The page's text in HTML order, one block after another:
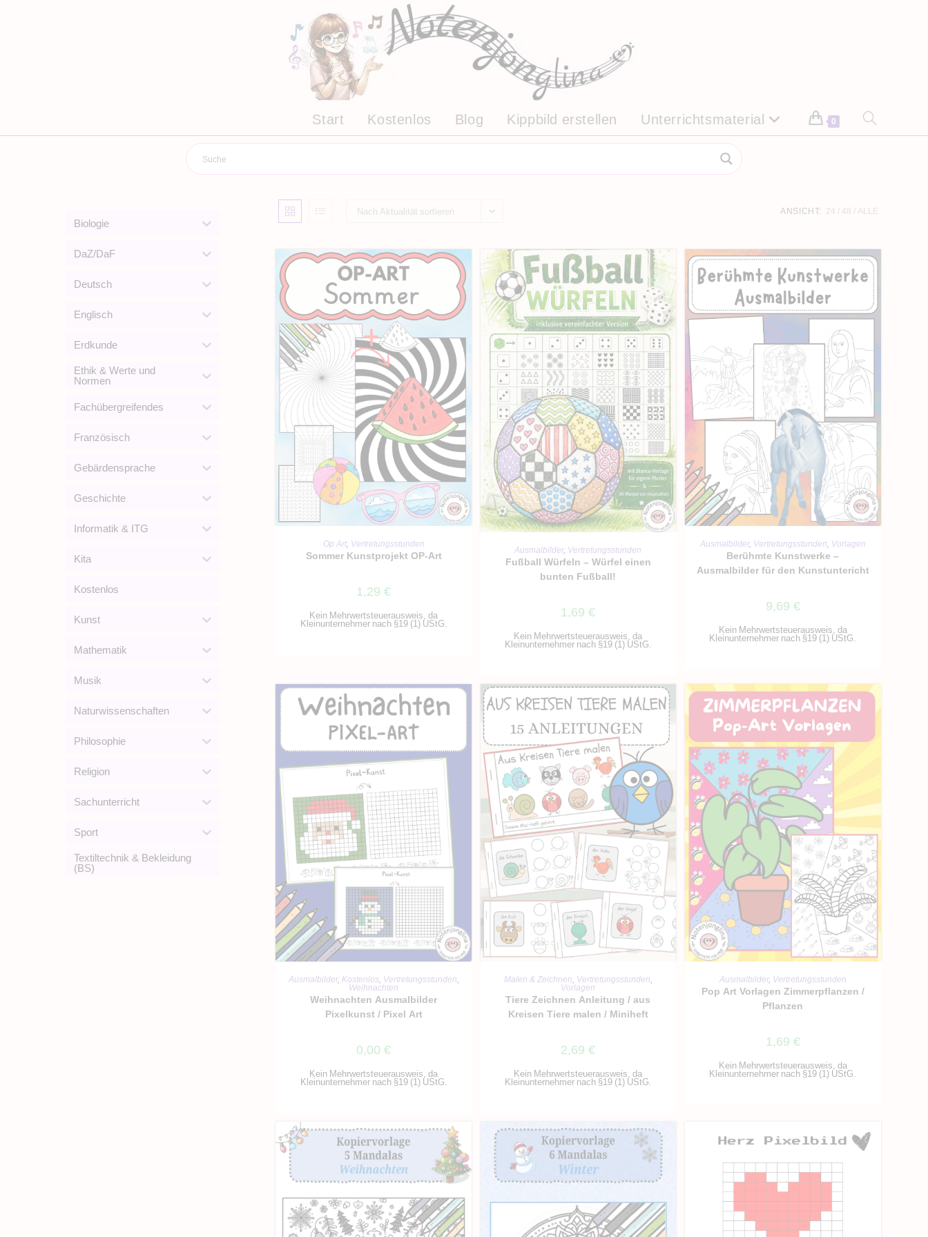
Start Kostenlos Blog Kippbild erstellen Unterrichtsmaterial 0 Website-
Biologie
DaZ/DaF
Deutsch
Englisch
Erdkunde
Ethik & Werte und
Normen
Fachübergreifendes
Französisch
Gebärdensprache
Geschichte
Informatik & ITG
Kita
Kostenlos
Kunst
Mathematik
Musik
Naturwissenschaften
Philosophie
Religion
Sachunterricht
Sport
Textiltechnik & Bekleidung
(BS)
Nach Aktualität sortieren ANSICHT: 24 48 ALLE
IN DEN WARENKORB
Op Art, Vertretungsstunden
Sommer Kunstprojekt OP-Art
1,29€
Kein Mehrwertsteuerausweis, da
Kleinunternehmer nach §19 (1) UStG.
IN DEN WARENKORB
Ausmalbilder, Vertretungsstunden
Fußball Würfeln – Würfel einen
bunten Fußball!
1,69€
Kein Mehrwertsteuerausweis, da
Kleinunternehmer nach §19 (1) UStG.
IN DEN WARENKORB
Ausmalbilder, Vertretungsstunden, Vorlagen
Berühmte Kunstwerke –
Ausmalbilder für den Kunstuntericht
9,69 €
Kein Mehrwertsteuerausweis, da
Kleinunternehmer nach §19 (1) UStG.
IN DEN WARENKORB
Ausmalbilder, Kostenlos, Vertretungsstunden,
Weihnachten
Weihnachten Ausmalbilder
Pixelkunst / Pixel Art
0,00€
Kein Mehrwertsteuerausweis, da
Kleinunternehmer nach §19 (1) UStG.
IN DEN WARENKORB
Malen & Zeichnen, Vertretungsstunden,
Vorlagen
Tiere Zeichnen Anleitung / aus
Kreisen Tiere malen / Miniheft
2,69€
Kein Mehrwertsteuerausweis, da
Kleinunternehmer nach §19 (1) UStG.
IN DEN WARENKORB
Ausmalbilder, Vertretungsstunden
Pop Art Vorlagen Zimmerpflanzen /
Pflanzen
1,69 €
Kein Mehrwertsteuerausweis, da
Kleinunternehmer nach §19 (1) UStG.